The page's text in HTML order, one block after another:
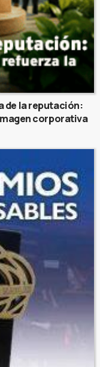
de la reputación:
corporativa